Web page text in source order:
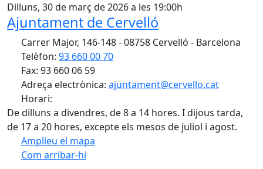
Dilluns, 30 de març de 2026 a les 19:00h
Ajuntament de Cervelló
Carrer Major, 146-148 - 08758 Cervelló - Barcelona
Telèfon: 93 660 00 70
Fax: 93 660 06 59
Adreça electrònica: ajuntament@cervello.cat
Horari:
De dilluns a divendres, de 8 a 14 hores. I dijous tarda,
de 17 a 20 hores, excepte els mesos de juliol i agost.
Amplieu el mapa
Com arribar-hi